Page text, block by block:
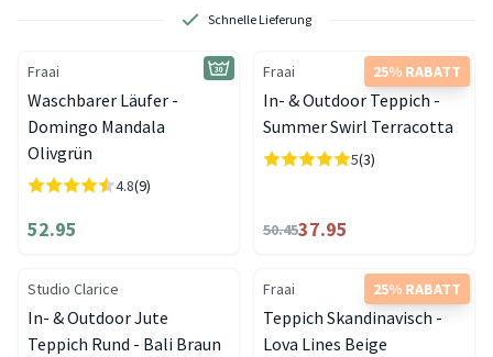
Schnelle Lieferung
Fraai
Waschbarer Läufer -
Domingo Mandala
Olivgrün
4.8(9)
52.95
25% RABATT
Fraai
In- & Outdoor Teppich -
Summer Swirl Terracotta
5(3)
50.4537.95
Studio Clarice
In- & Outdoor Jute
Teppich Rund - Bali Braun
25% RABATT
Fraai
Teppich Skandinavisch -
Lova Lines Beige